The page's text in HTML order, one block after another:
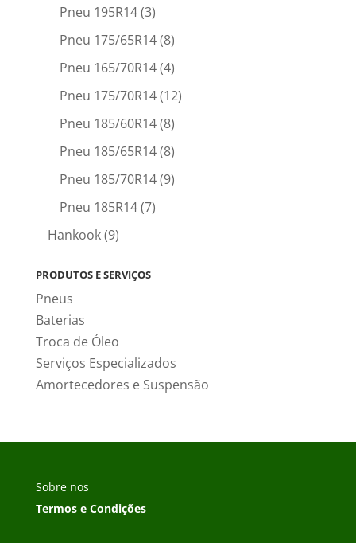
Pneu 195R14(3)
Pneu 175/65R14(8)
Pneu 165/70R14(4)
Pneu 175/70R14(12)
Pneu 185/60R14(8)
Pneu 185/65R14(8)
Pneu 185/70R14(9)
Pneu 185R14(7)
Hankook(9)
PRODUTOS E SERVIÇOS
Pneus
Baterias
Troca de Óleo
Serviços Especializados
Amortecedores e Suspensão
Sobre nos
Termos e Condições